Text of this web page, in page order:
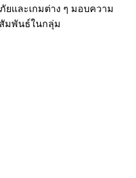
ยและเกมต่าง ๆ มอบความ
มพันธ์ในกลุ่ม